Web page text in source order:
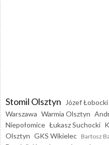
Stomil Olsztyn Józef Łobocki
Warszawa Warmia Olsztyn
Niepołomice Łukasz Suchocki
Olsztyn GKS Wikielec Bartosz